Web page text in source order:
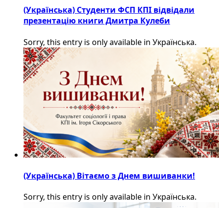
(Українська) Студенти ФСП КПІ відвідали
презентацію книги Дмитра Кулеби
Sorry, this entry is only available in Українська.
(Українська) Вітаємо з Днем вишиванки!
Sorry, this entry is only available in Українська.